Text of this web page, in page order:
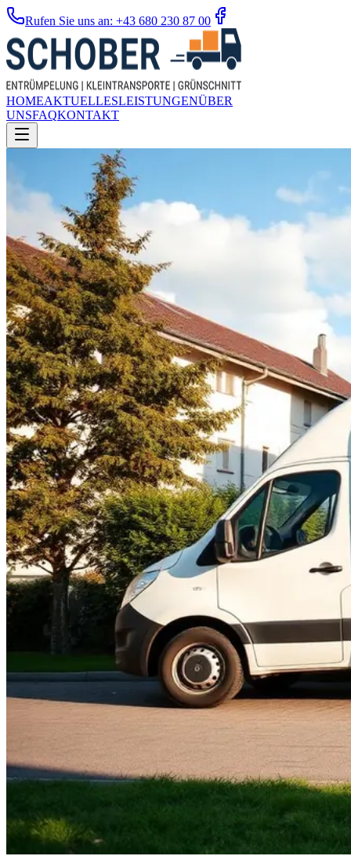
Rufen Sie uns an: +43 680 230 87 00
HOMEAKTUELLESLEISTUNGENÜBER
UNSFAQKONTAKT